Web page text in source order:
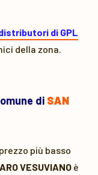
di GPL
della zona.
di SAN
più basso
VESUVIANO è